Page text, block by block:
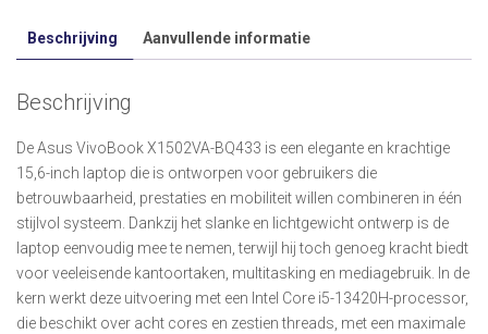
Beschrijving Aanvullende informatie
Beschrijving
De Asus VivoBook X1502VA-BQ433 is een elegante en krachtige
15,6-inch laptop die is ontworpen voor gebruikers die
betrouwbaarheid, prestaties en mobiliteit willen combineren in één
stijlvol systeem. Dankzij het slanke en lichtgewicht ontwerp is de
laptop eenvoudig mee te nemen, terwijl hij toch genoeg kracht biedt
voor veeleisende kantoortaken, multitasking en mediagebruik. In de
kern werkt deze uitvoering met een Intel Core i5-13420H-processor,
die beschikt over acht cores en zestien threads, met een maximale